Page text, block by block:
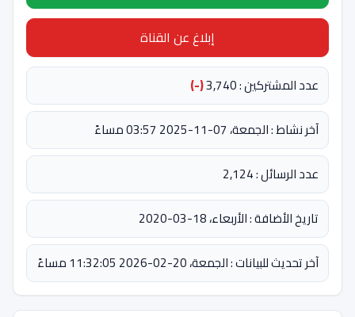
إبلاغ عن القناة
عدد المشتركين : 3,740
(-)
آخر نشاط : الجمعة، 07-11-2025 03:57 مساءً
عدد الرسائل : 2,124
تاريخ الأضافة : الأربعاء، 18-03-2020
آخر تحديث للبيانات : الجمعة، 20-02-2026 11:32:05 مساءً